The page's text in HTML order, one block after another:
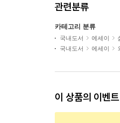
관련분류
카테고리 분류
국내도서 에세이
국내도서
에세이
이 상품의 이벤트